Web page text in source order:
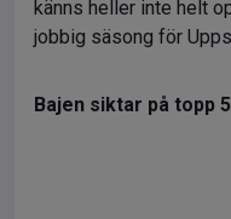
känns heller inte helt
jobbig säsong för
Bajen siktar på topp